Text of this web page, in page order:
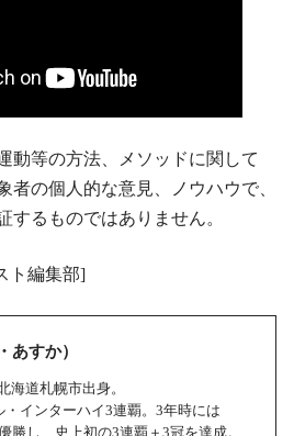
動等の方法、メソッドに関して
者の個人的な意見、ノウハウで、
するものではありません。
ト編集部]
あすか）
海道札幌市出身。
インターハイ3連覇。3年時には
勝し、史上初の3連覇＋3冠を達成。